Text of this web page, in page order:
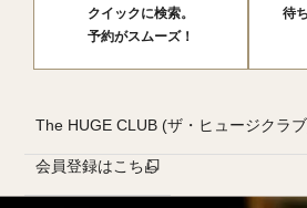
クイックに検索。
予約がスムーズ！
待
The HUGE CLUB (ザ・ヒュージクラ
会員登録はこちら